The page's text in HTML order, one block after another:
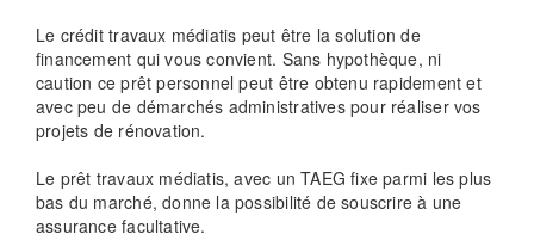
Le crédit travaux médiatis peut être la solution de
financement qui vous convient. Sans hypothèque, ni
caution ce prêt personnel peut être obtenu rapidement et
avec peu de démarchés administratives pour réaliser vos
projets de rénovation.
Le prêt travaux médiatis, avec un TAEG fixe parmi les plus
bas du marché, donne la possibilité de souscrire à une
assurance facultative.